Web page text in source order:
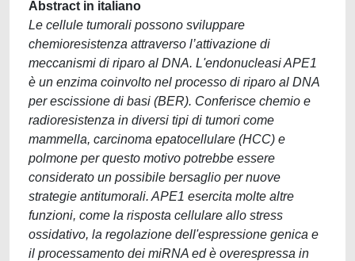
Abstract in italiano
Le cellule tumorali possono sviluppare
chemioresistenza attraverso l’attivazione di
meccanismi di riparo al DNA. L'endonucleasi APE1
è un enzima coinvolto nel processo di riparo al DNA
per escissione di basi (BER). Conferisce chemio e
radioresistenza in diversi tipi di tumori come
mammella, carcinoma epatocellulare (HCC) e
polmone per questo motivo potrebbe essere
considerato un possibile bersaglio per nuove
strategie antitumorali. APE1 esercita molte altre
funzioni, come la risposta cellulare allo stress
ossidativo, la regolazione dell'espressione genica e
il processamento dei miRNA ed è overespressa in